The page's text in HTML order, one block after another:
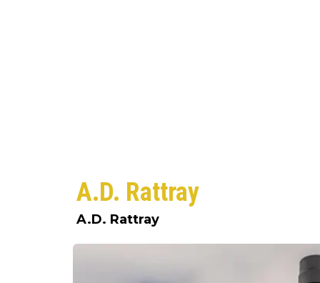
A.D. Rattray
A.D. Rattray